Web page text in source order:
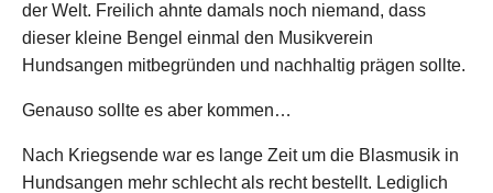
der Welt. Freilich ahnte damals noch niemand, dass
dieser kleine Bengel einmal den Musikverein
Hundsangen mitbegründen und nachhaltig prägen sollte.
Genauso sollte es aber kommen…
Nach Kriegsende war es lange Zeit um die Blasmusik in
Hundsangen mehr schlecht als recht bestellt. Lediglich